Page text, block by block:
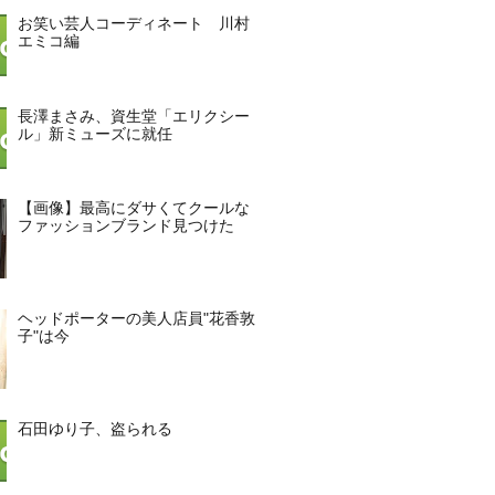
お笑い芸人コーディネート 川村
エミコ編
長澤まさみ、資生堂「エリクシー
ル」新ミューズに就任
【画像】最高にダサくてクールな
ファッションブランド見つけた
ヘッドポーターの美人店員"花香敦
子"は今
石田ゆり子、盗られる